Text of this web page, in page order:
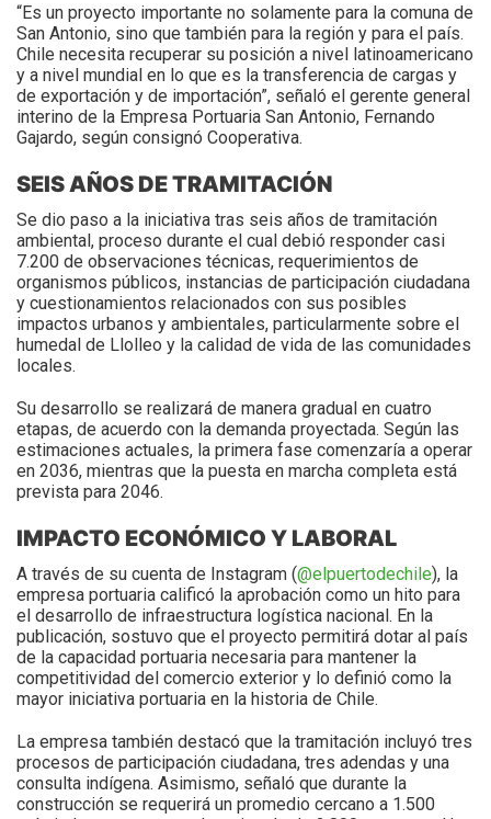
“Es un proyecto importante no solamente para la comuna de
San Antonio, sino que también para la región y para el país.
Chile necesita recuperar su posición a nivel latinoamericano
y a nivel mundial en lo que es la transferencia de cargas y
de exportación y de importación”, señaló el gerente general
interino de la Empresa Portuaria San Antonio, Fernando
Gajardo, según consignó Cooperativa.
SEIS AÑOS DE TRAMITACIÓN
Se dio paso a la iniciativa tras seis años de tramitación
ambiental, proceso durante el cual debió responder casi
7.200 de observaciones técnicas, requerimientos de
organismos públicos, instancias de participación ciudadana
y cuestionamientos relacionados con sus posibles
impactos urbanos y ambientales, particularmente sobre el
humedal de Llolleo y la calidad de vida de las comunidades
locales.
Su desarrollo se realizará de manera gradual en cuatro
etapas, de acuerdo con la demanda proyectada. Según las
estimaciones actuales, la primera fase comenzaría a operar
en 2036, mientras que la puesta en marcha completa está
prevista para 2046.
IMPACTO ECONÓMICO Y LABORAL
A través de su cuenta de Instagram (@elpuertodechile), la
empresa portuaria calificó la aprobación como un hito para
el desarrollo de infraestructura logística nacional. En la
publicación, sostuvo que el proyecto permitirá dotar al país
de la capacidad portuaria necesaria para mantener la
competitividad del comercio exterior y lo definió como la
mayor iniciativa portuaria en la historia de Chile.
La empresa también destacó que la tramitación incluyó tres
procesos de participación ciudadana, tres adendas y una
consulta indígena. Asimismo, señaló que durante la
construcción se requerirá un promedio cercano a 1.500